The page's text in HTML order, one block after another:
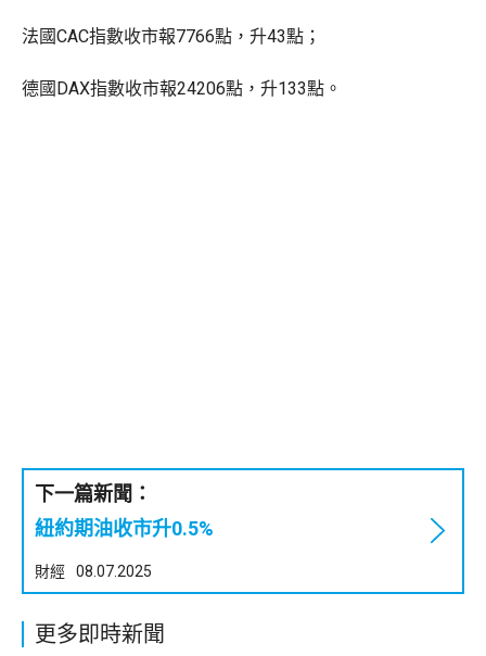
法國CAC指數收市報7766點，升43點；
德國DAX指數收市報24206點，升133點。
下一篇新聞：
紐約期油收市升0.5%
財經 08.07.2025
更多即時新聞